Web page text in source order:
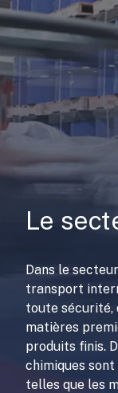
Le
Dans le
transport
toute sécurité,
matières
produits finis.
chimiques sont
telles que les